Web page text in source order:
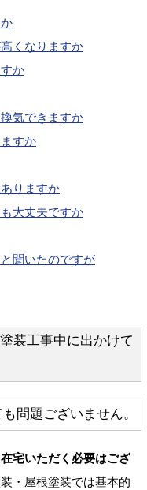
くなりますか
か
気できますか
すか
りますか
大丈夫ですか
聞いたのですが
装工事中に出かけて
問題ございません。
宅いただく必要はござ
・屋根塗装では基本的